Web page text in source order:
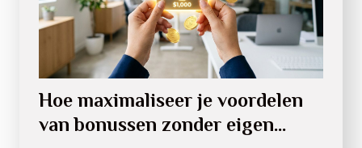
Hoe maximaliseer je voordelen
van bonussen zonder eigen